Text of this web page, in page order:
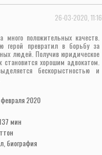
26-03-2020, 11:16
много положительных качеств.
герой превратил в борьбу за
людей. Получив юридическое
становится хорошим адвокатом.
бескорыстностью и
2020
мин
биография